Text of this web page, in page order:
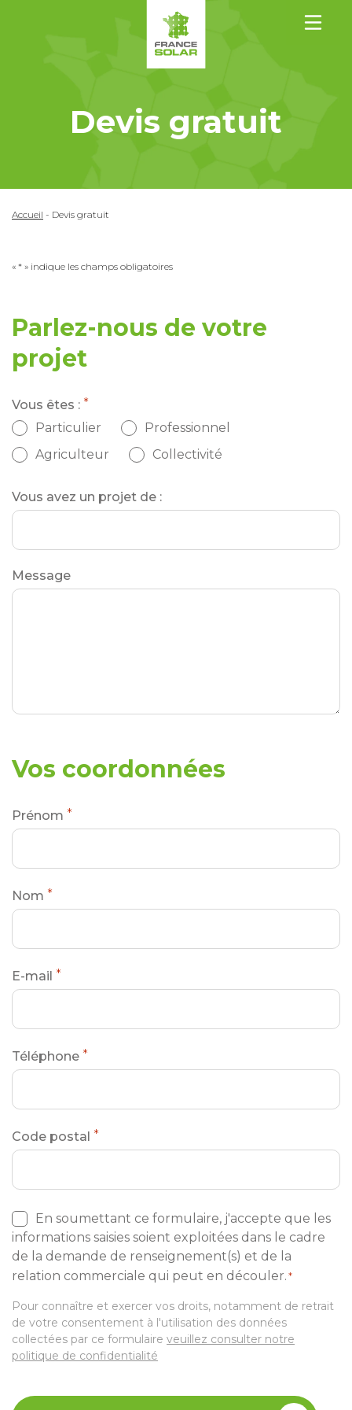
Devis gratuit
Accueil - Devis gratuit
« * » indique les champs obligatoires
Parlez-nous de votre
projet
Vous êtes : *
Particulier
Professionnel
Agriculteur
Collectivité
Vous avez un projet de :
Message
Vos coordonnées
Prénom *
Nom *
E-mail *
Téléphone *
Code postal *
RGPD
*
En soumettant ce formulaire, j'accepte que les
informations saisies soient exploitées dans le cadre
de la demande de renseignement(s) et de la
relation commerciale qui peut en découler.*
Pour connaître et exercer vos droits, notamment de retrait
de votre consentement à l'utilisation des données
collectées par ce formulaire veuillez consulter notre
politique de confidentialité